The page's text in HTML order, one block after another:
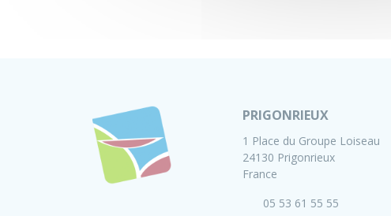
PRIGONRIEUX
1 Place du Groupe Loiseau
24130 Prigonrieux
France
05 53 61 55 55